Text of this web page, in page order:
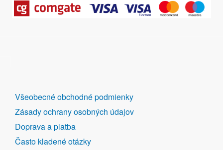
DALŠÍ
ODKAZY
Všeobecné obchodné podmienky
Zásady ochrany osobných údajov
Doprava a platba
Často kladené otázky